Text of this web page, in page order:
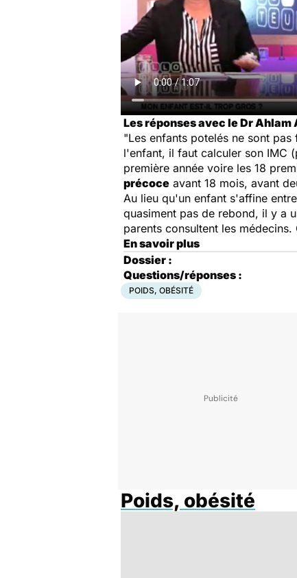
Les réponses avec le Dr
"Les enfants potelés ne sont
l'enfant, il faut calculer son IMC
première année voire les 18
précoce avant 18 mois, avant
Au lieu qu'un enfant s'affine
quasiment pas de rebond, il y a
parents consultent les
En savoir plus
Dossier :
Questions/réponses :
POIDS, OBÉSITÉ
Poids, obésité